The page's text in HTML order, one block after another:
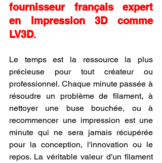
fournisseur français expert
en impression 3D comme
LV3D.
Le temps est la ressource la plus
précieuse pour tout créateur ou
professionnel. Chaque minute passée à
résoudre un problème de filament, à
nettoyer une buse bouchée, ou à
recommencer une impression est une
minute qui ne sera jamais récupérée
pour la conception, l'innovation ou le
repos. La véritable valeur d'un filament